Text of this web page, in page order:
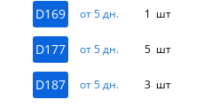
D169 от 5 дн. 1 шт
D177 от 5 дн. 5 шт
D187 от 5 дн. 3 шт